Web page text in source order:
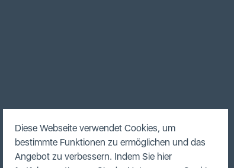
Diese Webseite verwendet Cookies, um
bestimmte Funktionen zu ermöglichen und das
Angebot zu verbessern. Indem Sie hier